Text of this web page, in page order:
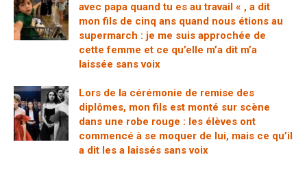
avec papa quand tu es au travail « , a dit
mon fils de cinq ans quand nous étions au
supermarch : je me suis approchée de
cette femme et ce qu’elle m’a dit m’a
laissée sans voix
Lors de la cérémonie de remise des
diplômes, mon fils est monté sur scène
dans une robe rouge : les élèves ont
commencé à se moquer de lui, mais ce qu’il
a dit les a laissés sans voix